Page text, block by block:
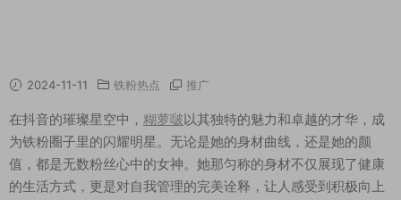
2024-11-11 铁粉热点 推广
在抖音的璀璨星空中， 糊萝啵以其独特的魅力和卓越的才华，成
为铁粉圈子里的闪耀明星。无论是她的身材曲线，还是她的颜
值，都是无数粉丝心中的女神。她那匀称的身材不仅展现了健康
的生活方式，更是对自我管理的完美诠释，让人感受到积极向上